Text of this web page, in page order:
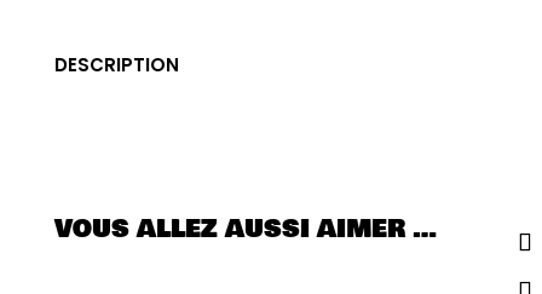
DESCRIPTION
VOUS ALLEZ AUSSI AIMER …